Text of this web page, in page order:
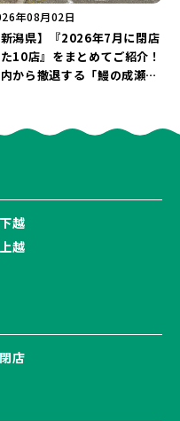
年08月02日
新潟県】『2026年7月に閉店
10店』をまとめてご紹介！
から撤退する「鰻の成瀬」
下越
上越
閉店